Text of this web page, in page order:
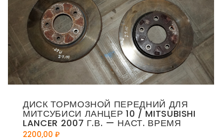
ДИСК ТОРМОЗНОЙ ПЕРЕДНИЙ ДЛЯ
МИТСУБИСИ ЛАНЦЕР 10 / MITSUBISHI
LANCER 2007 Г.В. — НАСТ. ВРЕМЯ
2200,00 ₽